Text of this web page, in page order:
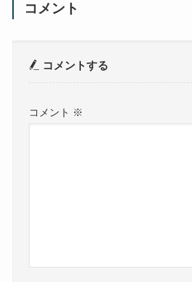
コメント
コメントする
コメント ※